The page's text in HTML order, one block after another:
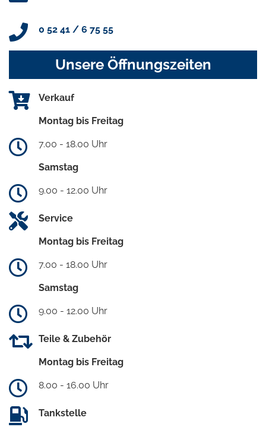
0 52 41 / 6 75 55
Unsere Öffnungszeiten
Verkauf
Montag bis Freitag
7.00 - 18.00 Uhr
Samstag
9.00 - 12.00 Uhr
Service
Montag bis Freitag
7.00 - 18.00 Uhr
Samstag
9.00 - 12.00 Uhr
Teile & Zubehör
Montag bis Freitag
8.00 - 16.00 Uhr
Tankstelle